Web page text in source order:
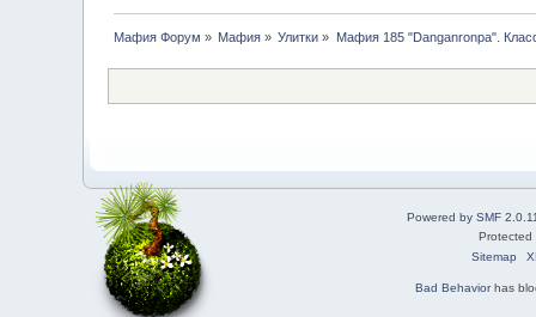
Мафия Форум » Мафия » Улитки » Мафия 185 "Danganronpa".
Powered by SMF
Sitemap
Bad Behaviorhas